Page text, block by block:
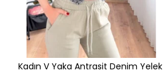
Kadın V Yaka Antrasit Denim Yelek